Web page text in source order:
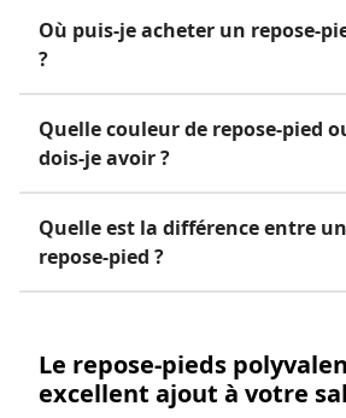
Où puis-je acheter un repose-
?
Quelle couleur de repose-pied
dois-je avoir ?
Quelle est la différence entre
repose-pied ?
Le repose-pieds
excellent ajout à votre